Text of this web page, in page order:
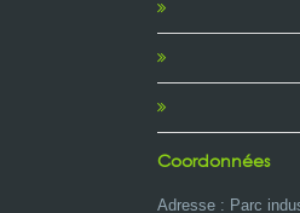
Coordonnées
Adresse : Parc